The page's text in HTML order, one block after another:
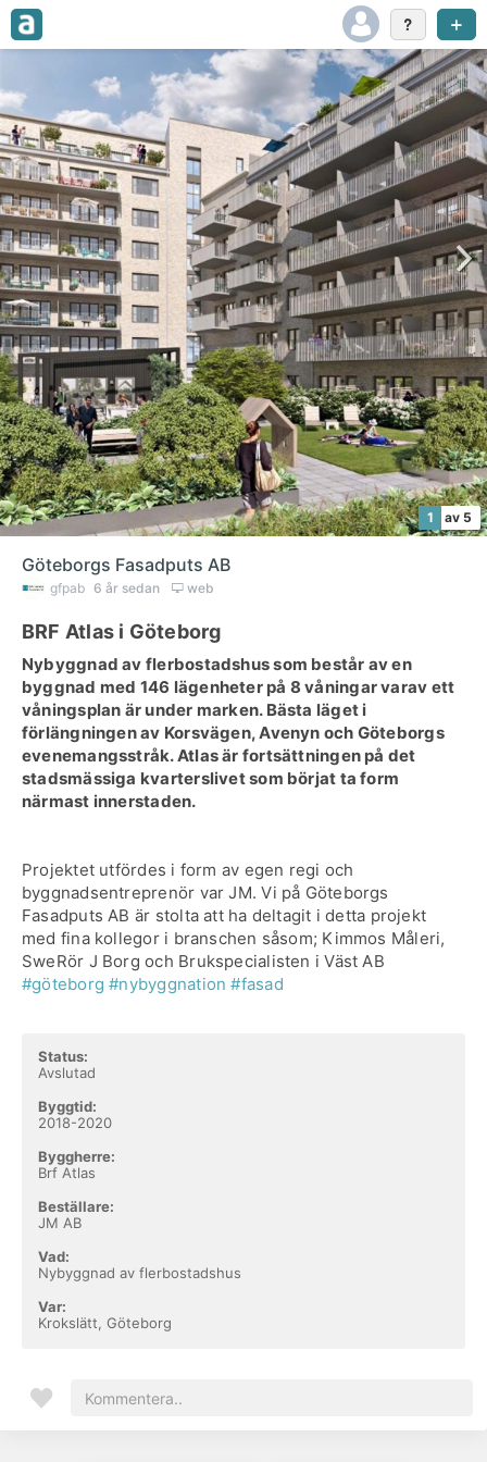
1 av 5
Göteborgs Fasadputs AB
gfpab 6 år sedan web
BRF Atlas i Göteborg
Nybyggnad av flerbostadshus som består av en
byggnad med 146 lägenheter på 8 våningar varav ett
våningsplan är under marken. Bästa läget i
förlängningen av Korsvägen, Avenyn och Göteborgs
evenemangsstråk. Atlas är fortsättningen på det
stadsmässiga kvarterslivet som börjat ta form
närmast innerstaden.
Projektet utfördes i form av egen regi och
byggnadsentreprenör var JM. Vi på Göteborgs
Fasadputs AB är stolta att ha deltagit i detta projekt
med fina kollegor i branschen såsom; Kimmos Måleri,
SweRör J Borg och Brukspecialisten i Väst AB
#göteborg #nybyggnation #fasad
Status:
Avslutad
Byggtid:
2018-2020
Byggherre:
Brf Atlas
Beställare:
JM AB
Vad:
Nybyggnad av flerbostadshus
Var:
Krokslätt, Göteborg